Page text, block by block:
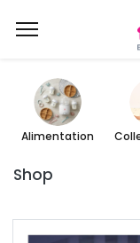
Alimentation
Shop